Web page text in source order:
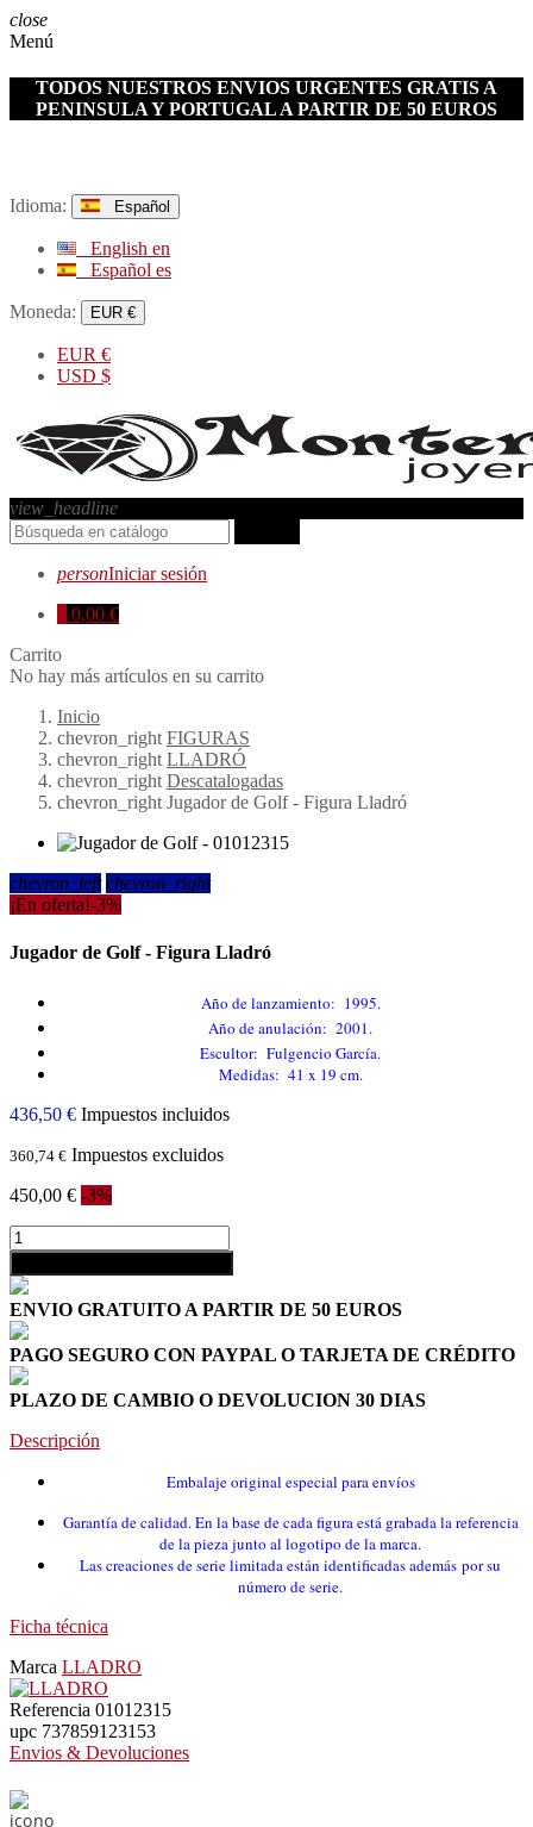
close
Menú
TODOS NUESTROS ENVIOS URGENTES GRATIS A
PENINSULA Y PORTUGAL A PARTIR DE 50 EUROS
Idioma: Español
English en
Español es
Moneda: EUR €
EUR €
USD $
view_headline
personIniciar sesión
0,00 €
Carrito
No hay más artículos en su carrito
Inicio
chevron_right FIGURAS
chevron_right LLADRÓ
chevron_right Descatalogadas
chevron_right Jugador de Golf - Figura Lladró
chevron_left chevron_right
¡En oferta!-3%
Jugador de Golf - Figura Lladró
Año de lanzamiento: 1995.
Año de anulación: 2001.
Escultor: Fulgencio García.
Medidas: 41 x 19 cm.
436,50 € Impuestos incluidos
360,74 € Impuestos excluidos
450,00 € -3%
ENVIO GRATUITO A PARTIR DE 50 EUROS
PAGO SEGURO CON PAYPAL O TARJETA DE CRÉDITO
PLAZO DE CAMBIO O DEVOLUCION 30 DIAS
Descripción
Embalaje original especial para envíos
Garantía de calidad. En la base de cada figura está grabada la referencia
de la piezajunto al logotipo de la marca.
Las creaciones de serie limitada están identificadas además por su
número de serie.
Ficha técnica
Marca LLADRO
Referencia 01012315
upc 737859123153
Envios & Devoluciones